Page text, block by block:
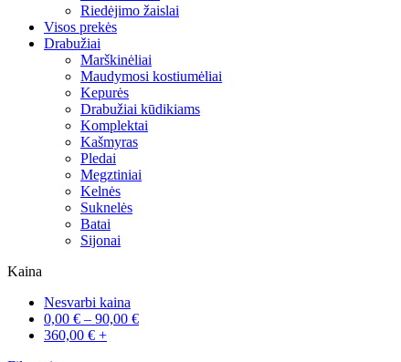
Riedėjimo žaislai
Visos prekės
Drabužiai
Marškinėliai
Maudymosi kostiumėliai
Kepurės
Drabužiai kūdikiams
Komplektai
Kašmyras
Pledai
Megztiniai
Kelnės
Suknelės
Batai
Sijonai
Kaina
Nesvarbi kaina
0,00 € – 90,00 €
360,00 € +